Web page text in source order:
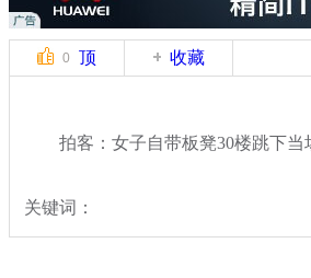
0 顶 收藏
拍客：女子自带板凳30楼跳下当
关键词：